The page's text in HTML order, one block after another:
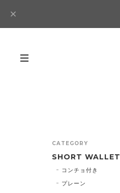
CATEGORY
SHORT WALLET
コンチョ付き
プレーン